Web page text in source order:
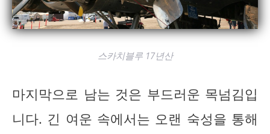
스카치블루 17년산
마지막으로 남는 것은 부드러운 목넘김입
니다. 긴 여운 속에서는 오랜 숙성을 통해